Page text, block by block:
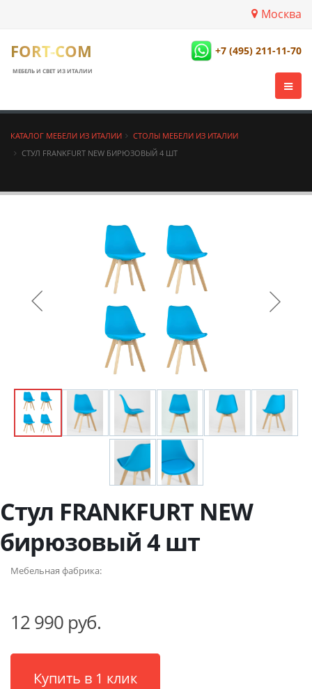
Москва
FORT-COM
МЕБЕЛЬ И СВЕТ ИЗ ИТАЛИИ
+7 (495) 211-11-70
КАТАЛОГ МЕБЕЛИ ИЗ ИТАЛИИ
СТОЛЫ МЕБЕЛИ ИЗ ИТАЛИИ
СТУЛ FRANKFURT NEW БИРЮЗОВЫЙ 4 ШТ
Стул FRANKFURT NEW
бирюзовый 4 шт
Мебельная фабрика:
12 990 руб.
Купить в 1 клик